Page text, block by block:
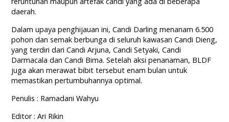
daerah.
Dalam upaya penghijauan ini, Candi Darling menanam 6.500
pohon dan semak berbunga di seluruh kawasan Candi Dieng,
yang terdiri dari Candi Arjuna, Candi Setyaki, Candi
Darmacala dan Candi Bima. Setelah aksi penanaman, BLDF
juga akan merawat bibit tersebut enam bulan untuk
memastikan pertumbuhannya optimal.
Penulis : Ramadani Wahyu
Editor : Ari Rikin